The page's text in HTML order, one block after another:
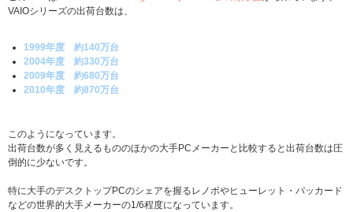
VAIOシリーズの出荷台数は、
1999年度 約140万台
2004年度 約330万台
2009年度 約680万台
2010年度 約870万台
このようになっています。
出荷台数が多く見えるもののほかの大手PCメーカーと比較すると出荷台数は圧
倒的に少ないです。
特に大手のデスクトップPCのシェアを握るレノボやヒューレット・パッカード
などの世界的大手メーカーの1/6程度になっています。